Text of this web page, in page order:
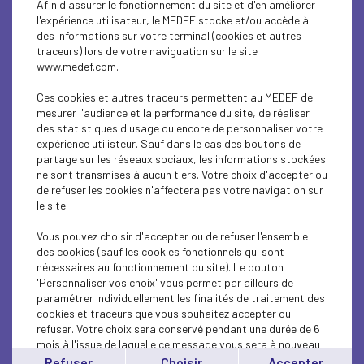
SUSTAINABLE DEVELOPMENT
SUSTAINABLE DEVELOPMENT
SOCIAL
SUSTAINABLE DEVELOPMENT
INTERNATIONAL - EUROPE
ECONOMY
ECONOMY
INTERNATIONAL - EUROPE
INTERNATIONAL - EUROPE
Afin d'assurer le fonctionnement du site et d'en améliorer
l'expérience utilisateur, le MEDEF stocke et/ou accède à
des informations sur votre terminal (cookies et autres
traceurs) lors de votre naviguation sur le site
www.medef.com.
Ces cookies et autres traceurs permettent au MEDEF de
mesurer l'audience et la performance du site, de réaliser
des statistiques d'usage ou encore de personnaliser votre
expérience utilisteur. Sauf dans le cas des boutons de
partage sur les réseaux sociaux, les informations stockées
ne sont transmises à aucun tiers. Votre choix d'accepter ou
de refuser les cookies n'affectera pas votre navigation sur
le site.
Vous pouvez choisir d'accepter ou de refuser l'ensemble
des cookies (sauf les cookies fonctionnels qui sont
nécessaires au fonctionnement du site). Le bouton
'Personnaliser vos choix' vous permet par ailleurs de
paramétrer individuellement les finalités de traitement des
cookies et traceurs que vous souhaitez accepter ou
refuser. Votre choix sera conservé pendant une durée de 6
mois à l'issue de laquelle ce message vous sera à nouveau
affiché..